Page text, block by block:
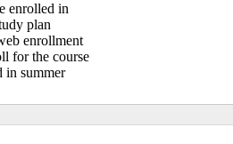
enrolled in
plan
enrollment
for the course
in summer